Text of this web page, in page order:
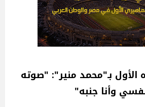
بـ"محمد منير": "صوته
وأنا جنبه"